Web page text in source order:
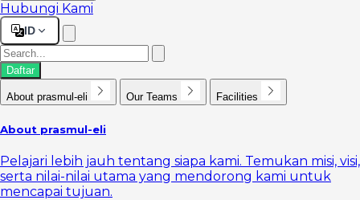
Hubungi Kami
ID
Daftar
About prasmul-eli Our Teams Facilities
About prasmul-eli
Pelajari lebih jauh tentang siapa kami. Temukan misi, visi,
serta nilai-nilai utama yang mendorong kami untuk
mencapai tujuan.